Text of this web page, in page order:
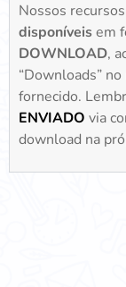
Nossos
disponíveisem
DOWNLOAD,
“Downloads”
fornecido.
ENVIADO via
download na